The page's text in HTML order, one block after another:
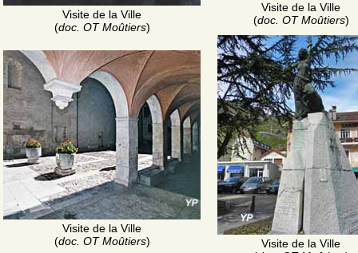
Visite de la Ville
(doc. OT Moûtiers)
Visite de la Ville
(doc. OT Moûtiers)
Visite de la Ville
(doc. OT Moûtiers)
Visite de la Ville